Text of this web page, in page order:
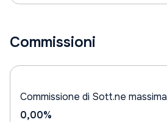
Commissioni
Commissione di Sott.ne massima
0,00%